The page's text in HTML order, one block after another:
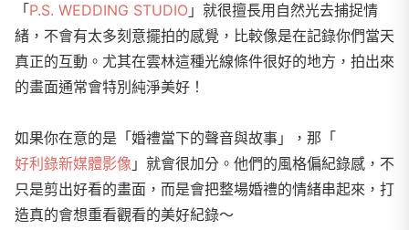
「 P.S. WEDDING STUDIO 」就很擅長用自然光去捕捉情
緒，不會有太多刻意擺拍的感覺，比較像是在記錄你們當天
真正的互動。尤其在雲林這種光線條件很好的地方，拍出來
的畫面通常會特別純淨美好！
如果你在意的是「婚禮當下的聲音與故事」，那「
好利錄新媒體影像 」就會很加分。他們的風格偏紀錄感，不
只是剪出好看的畫面，而是會把整場婚禮的情緒串起來，打
造真的會想重看觀看的美好紀錄～